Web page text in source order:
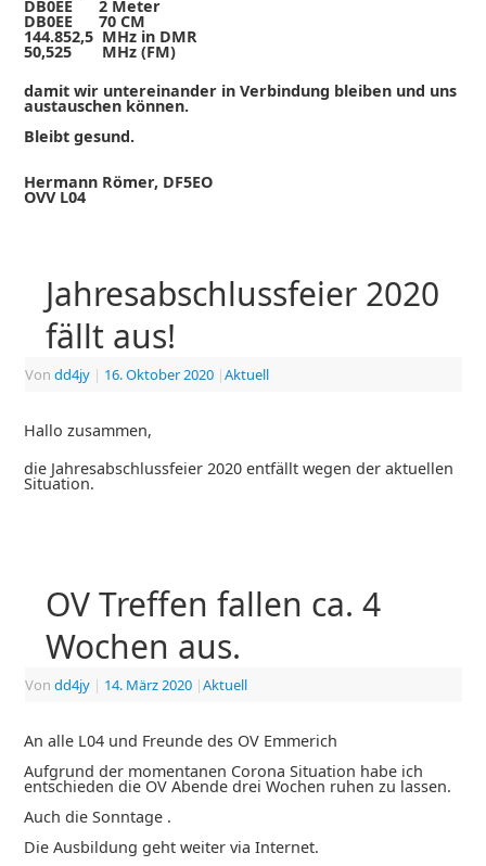
DB0EE 2 Meter
DB0EE 70 CM
144.852,5 MHz in DMR
50,525 MHz (FM)
damit wir untereinander in Verbindung bleiben und uns
austauschen können.
Bleibt gesund.
Hermann Römer, DF5EO
OVV L04
Jahresabschlussfeier 2020
fällt aus!
Von dd4jy | 16. Oktober 2020 |Aktuell
Hallo zusammen,
die Jahresabschlussfeier 2020 entfällt wegen der aktuellen
Situation.
OV Treffen fallen ca. 4
Wochen aus.
Von dd4jy | 14. März 2020 |Aktuell
An alle L04 und Freunde des OV Emmerich
Aufgrund der momentanen Corona Situation habe ich
entschieden die OV Abende drei Wochen ruhen zu lassen.
Auch die Sonntage .
Die Ausbildung geht weiter via Internet.